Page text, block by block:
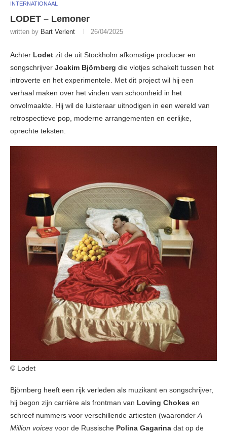
INTERNATIONAAL
LODET – Lemoner
written by Bart Verlent 26/04/2025
Achter Lodet zit de uit Stockholm afkomstige producer en
songschrijver Joakim Björnberg die vlotjes schakelt tussen het
introverte en het experimentele. Met dit project wil hij een
verhaal maken over het vinden van schoonheid in het
onvolmaakte. Hij wil de luisteraar uitnodigen in een wereld van
retrospectieve pop, moderne arrangementen en eerlijke,
oprechte teksten.
© Lodet
Björnberg heeft een rijk verleden als muzikant en songschrijver,
hij begon zijn carrière als frontman van Loving Chokes en
schreef nummers voor verschillende artiesten (waaronderA
Million voices voor de Russische Polina Gagarina dat op de